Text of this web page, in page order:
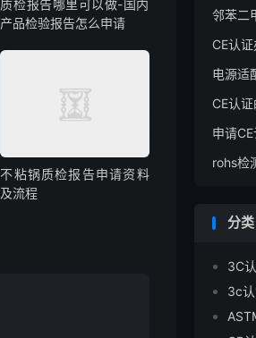
质检报告哪里可以做-国内
产品检验报告怎么申请
不粘锅质检报告申请资料
及流程
电源适
rohs检
分
3C
3c